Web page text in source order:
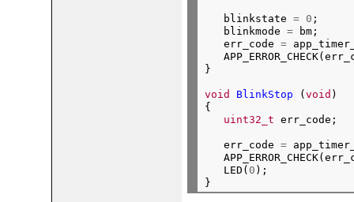
   blinkstate
= 0 ;
   blinkmode
= bm;
   err_code
=
}
void BlinkStop (void )
{
uint32_t err_code;
   err_code
=
   LED(
0 );